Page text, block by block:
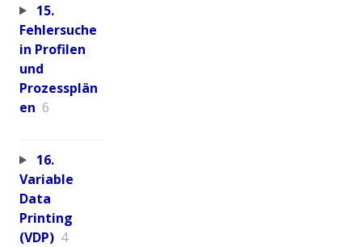
15.
Fehlersuche
in Profilen
und
Prozessplän
en 6
16.
Variable
Data
Printing
(VDP) 4